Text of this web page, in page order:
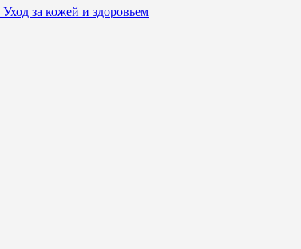
Уход за кожей и здоровьем